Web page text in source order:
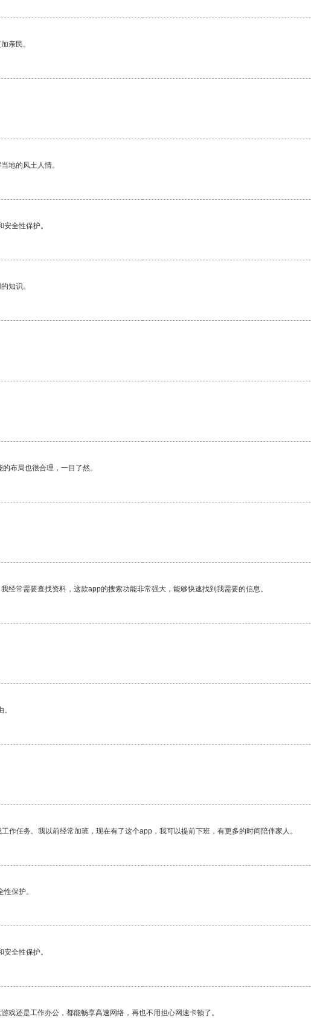
亲民。
地的风土人情。
全性保护。
知识。
布局也很合理，一目了然。
经常需要查找资料，这款app的搜索功能非常强大，能够快速找到我需要的信息。
作任务。我以前经常加班，现在有了这个app，我可以提前下班，有更多的时间陪伴家人。
保护。
全性保护。
戏还是工作办公，都能畅享高速网络，再也不用担心网速卡顿了。